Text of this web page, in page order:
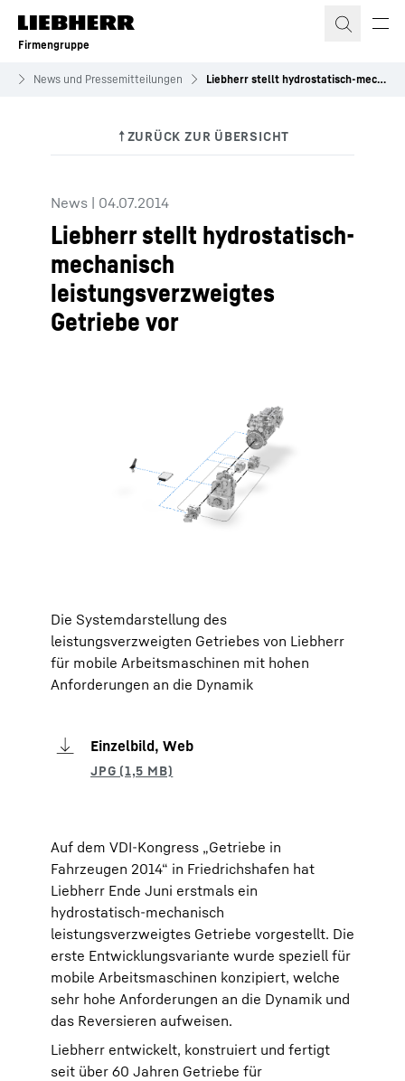
Zum Inhalt springen
Firmengruppe
News und Pressemitteilungen Liebherr stellt hydrostatisch-mechanisch leistungsverzweigtes Getriebe vor
News | 04.07.2014
Liebherr stellt hydrostatisch-
mechanisch
leistungsverzweigtes
Getriebe vor
Die Systemdarstellung des
leistungsverzweigten Getriebes von Liebherr
für mobile Arbeitsmaschinen mit hohen
Anforderungen an die Dynamik
Einzelbild, Web
Auf dem VDI-Kongress „Getriebe in
Fahrzeugen 2014“ in Friedrichshafen hat
Liebherr Ende Juni erstmals ein
hydrostatisch-mechanisch
leistungsverzweigtes Getriebe vorgestellt. Die
erste Entwicklungsvariante wurde speziell für
mobile Arbeitsmaschinen konzipiert, welche
sehr hohe Anforderungen an die Dynamik und
das Reversieren aufweisen.
Liebherr entwickelt, konstruiert und fertigt
seit über 60 Jahren Getriebe für